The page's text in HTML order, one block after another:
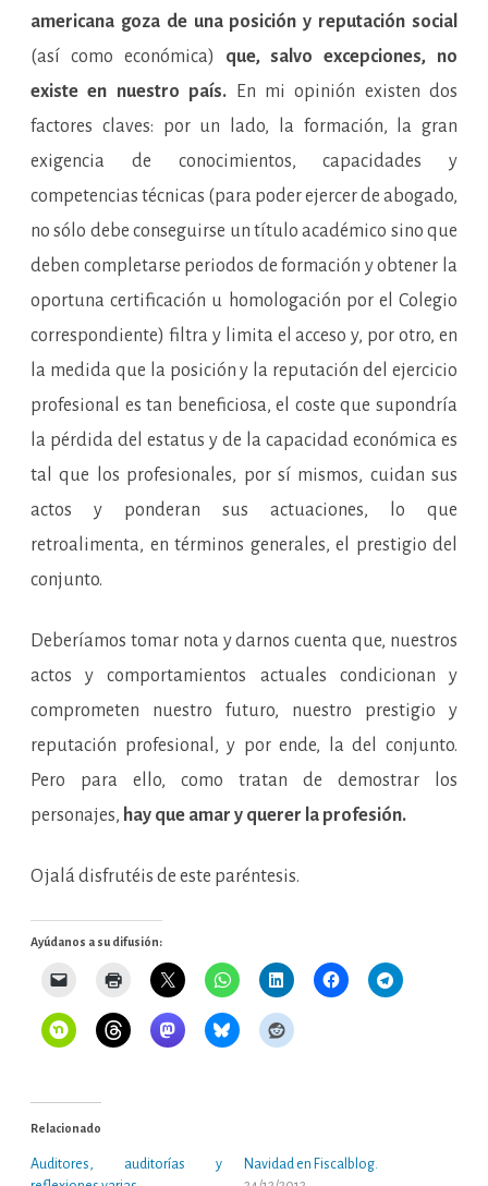
americana goza de una posición y reputación social
(así como económica) que, salvo excepciones, no
existe en nuestro país. En mi opinión existen dos
factores claves: por un lado, la formación, la gran
exigencia de conocimientos, capacidades y
competencias técnicas (para poder ejercer de abogado,
no sólo debe conseguirse un título académico sino que
deben completarse periodos de formación y obtener la
oportuna certificación u homologación por el Colegio
correspondiente) filtra y limita el acceso y, por otro, en
la medida que la posición y la reputación del ejercicio
profesional es tan beneficiosa, el coste que supondría
la pérdida del estatus y de la capacidad económica es
tal que los profesionales, por sí mismos, cuidan sus
actos y ponderan sus actuaciones, lo que
retroalimenta, en términos generales, el prestigio del
conjunto.
Deberíamos tomar nota y darnos cuenta que, nuestros
actos y comportamientos actuales condicionan y
comprometen nuestro futuro, nuestro prestigio y
reputación profesional, y por ende, la del conjunto.
Pero para ello, como tratan de demostrar los
personajes, hay que amar y querer la profesión.
Ojalá disfrutéis de este paréntesis.
Ayúdanos a su difusión:
Relacionado
Auditores, auditorías y
Navidad en Fiscalblog.